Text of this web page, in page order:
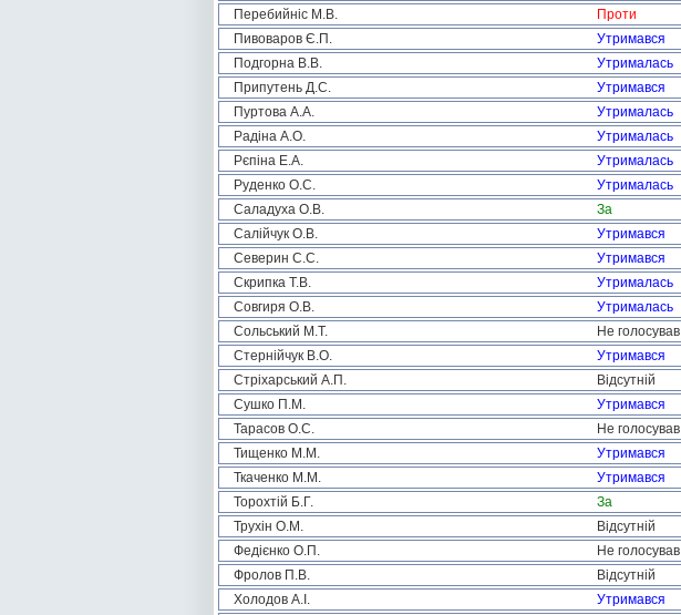
Перебийніс М.В.
Проти
Пивоваров Є.П.
Утримався
Подгорна В.В.
Утрималась
Припутень Д.С.
Утримався
Пуртова А.А.
Утрималась
Радіна А.О.
Утрималась
Рєпіна Е.А.
Утрималась
Руденко О.С.
Утрималась
Саладуха О.В.
За
Салійчук О.В.
Утримався
Северин С.С.
Утримався
Скрипка Т.В.
Утрималась
Совгиря О.В.
Утрималась
Сольський М.Т.
Не голосував
Стернійчук В.О.
Утримався
Стріхарський А.П.
Відсутній
Сушко П.М.
Утримався
Тарасов О.С.
Не голосував
Тищенко М.М.
Утримався
Ткаченко М.М.
Утримався
Торохтій Б.Г.
За
Трухін О.М.
Відсутній
Федієнко О.П.
Не голосував
Фролов П.В.
Відсутній
Холодов А.І.
Утримався